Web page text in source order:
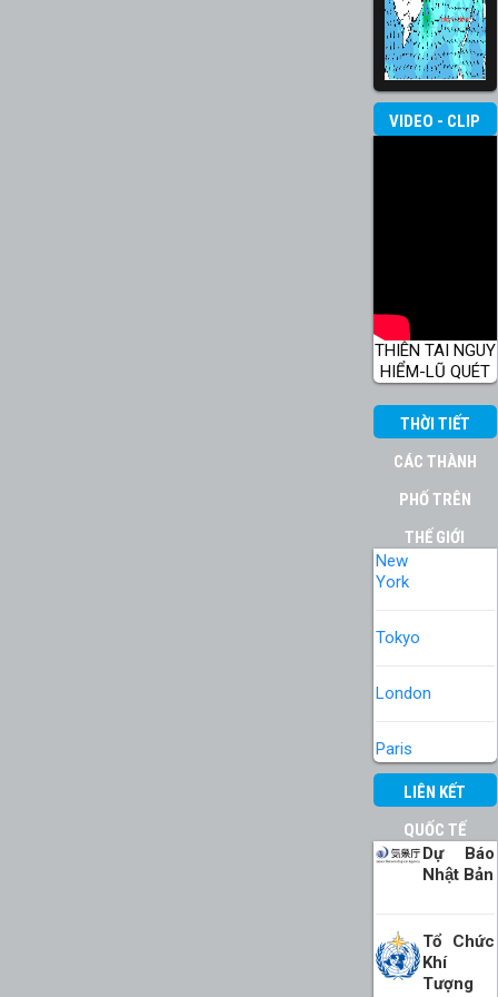
VIDEO - CLIP
THIÊN TAI NGUY
HIỂM-LŨ QUÉT
THỜI TIẾT
CÁC THÀNH
PHỐ TRÊN
THẾ GIỚI
New
York
Tokyo
London
Paris
LIÊN KẾT
QUỐC TẾ
Dự Báo
Nhật Bản
Tổ Chức
Khí
Tượng